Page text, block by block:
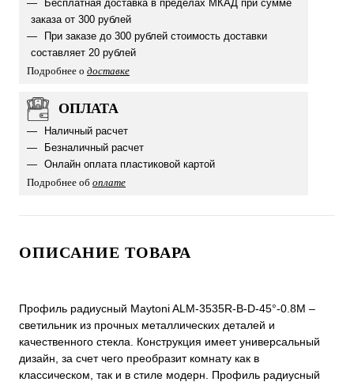
Бесплатная доставка в пределах МКАД при сумме
заказа от 300 рублей
При заказе до 300 рублей стоимость доставки
составляет 20 рублей
Подробнее о доставке
ОПЛАТА
Наличный расчет
Безналичный расчет
Онлайн оплата пластиковой картой
Подробнее об оплате
ОПИСАНИЕ ТОВАРА
Профиль радиусный Maytoni ALM-3535R-B-D-45°-0.8M –
светильник из прочных металлических деталей и
качественного стекла. Конструкция имеет универсальный
дизайн, за счет чего преобразит комнату как в
классическом, так и в стиле модерн. Профиль радиусный